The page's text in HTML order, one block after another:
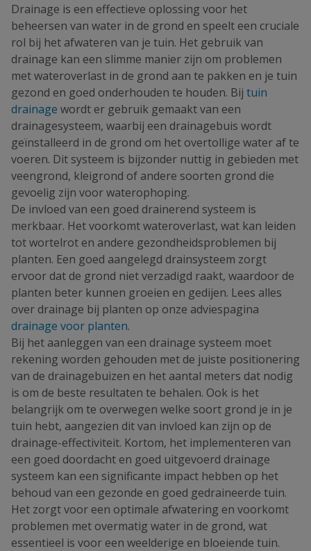
Drainage is een effectieve oplossing voor het
beheersen van water in de grond en speelt een cruciale
rol bij het afwateren van je tuin. Het gebruik van
drainage kan een slimme manier zijn om problemen
met wateroverlast in de grond aan te pakken en je tuin
gezond en goed onderhouden te houden. Bij tuin
drainage wordt er gebruik gemaakt van een
drainagesysteem, waarbij een drainagebuis wordt
geïnstalleerd in de grond om het overtollige water af te
voeren. Dit systeem is bijzonder nuttig in gebieden met
veengrond, kleigrond of andere soorten grond die
gevoelig zijn voor waterophoping.
De invloed van een goed drainerend systeem is
merkbaar. Het voorkomt wateroverlast, wat kan leiden
tot wortelrot en andere gezondheidsproblemen bij
planten. Een goed aangelegd drainsysteem zorgt
ervoor dat de grond niet verzadigd raakt, waardoor de
planten beter kunnen groeien en gedijen. Lees alles
over drainage bij planten op onze adviespagina
drainage voor planten.
Bij het aanleggen van een drainage systeem moet
rekening worden gehouden met de juiste positionering
van de drainagebuizen en het aantal meters dat nodig
is om de beste resultaten te behalen. Ook is het
belangrijk om te overwegen welke soort grond je in je
tuin hebt, aangezien dit van invloed kan zijn op de
drainage-effectiviteit. Kortom, het implementeren van
een goed doordacht en goed uitgevoerd drainage
systeem kan een significante impact hebben op het
behoud van een gezonde en goed gedraineerde tuin.
Het zorgt voor een optimale afwatering en voorkomt
problemen met overmatig water in de grond, wat
essentieel is voor een weelderige en bloeiende tuin.